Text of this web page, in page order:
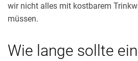
wir nicht alles mit kostbarem
müssen.
Wie lange sollte